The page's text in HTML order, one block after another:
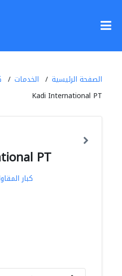
الصفحة الرئيسية الخدمات
Kadi International PT
PT
كبار